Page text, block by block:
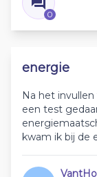
0
energie
Na het
een test
kwam ik bij de